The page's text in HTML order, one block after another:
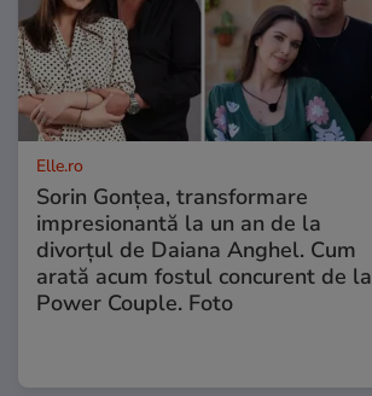
Elle.ro
Sorin Gonțea, transformare
impresionantă la un an de la
divorțul de Daiana Anghel. Cum
arată acum fostul concurent de la
Power Couple. Foto